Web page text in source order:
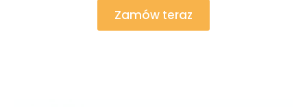
Zamów teraz